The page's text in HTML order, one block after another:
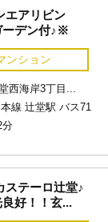
エアリビン
ーデン付♪※
ンション
西海岸3丁目...
線 辻堂駅 バス71
分
ステーロ辻堂♪
好！！玄...